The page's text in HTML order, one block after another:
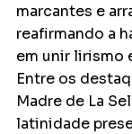
marcantes e
reafirmando a
em unir lirismo
Entre os
Madre de La
latinidade